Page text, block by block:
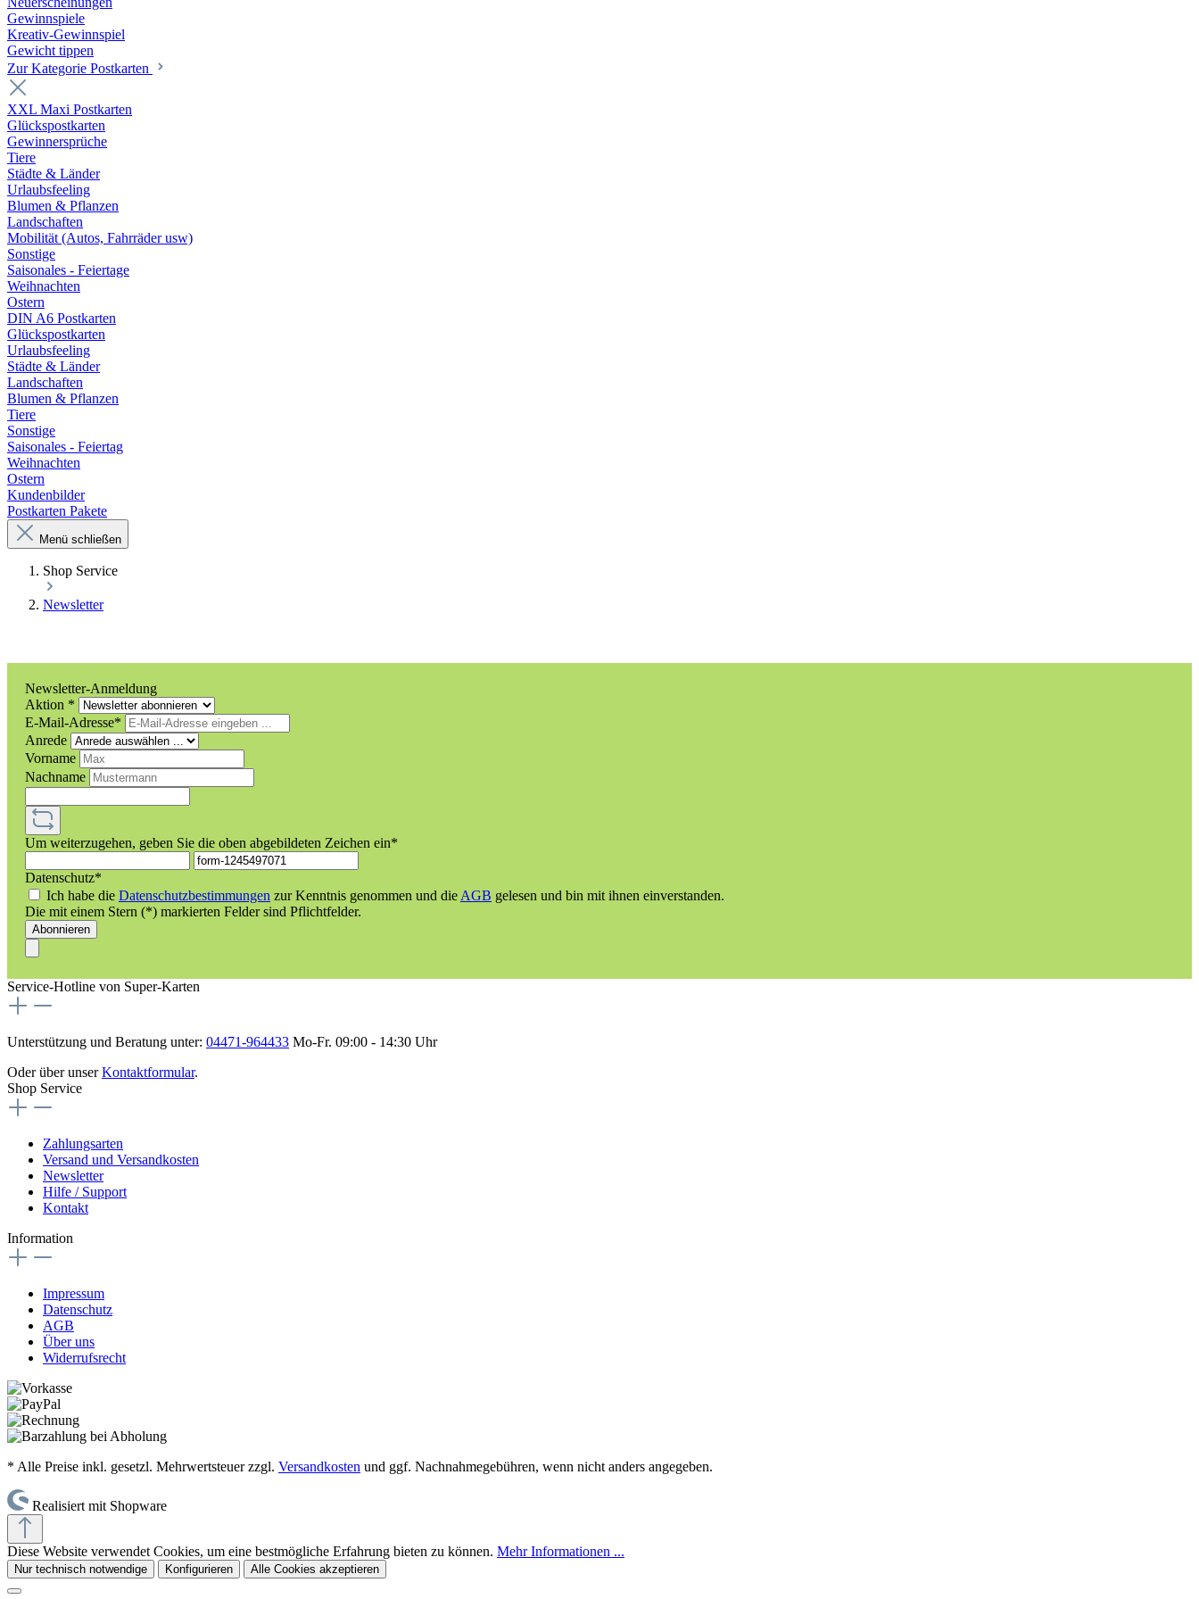
Gewinnspiele
Kreativ-Gewinnspiel
Gewicht tippen
Zur Kategorie Postkarten
XXL Maxi Postkarten
Glückspostkarten
Gewinnersprüche
Tiere
Städte & Länder
Urlaubsfeeling
Blumen & Pflanzen
Landschaften
Mobilität (Autos, Fahrräder usw)
Sonstige
Saisonales - Feiertage
Weihnachten
Ostern
DIN A6 Postkarten
Glückspostkarten
Urlaubsfeeling
Städte & Länder
Landschaften
Blumen & Pflanzen
Tiere
Sonstige
Saisonales - Feiertag
Weihnachten
Ostern
Kundenbilder
Postkarten Pakete
Menü schließen
Shop Service
Newsletter
Newsletter-Anmeldung
Aktion *
E-Mail-Adresse*
Anrede
Vorname
Nachname
Um weiterzugehen, geben Sie die oben abgebildeten Zeichen ein*
Datenschutz*
Ich habe die Datenschutzbestimmungen zur Kenntnis genommen und die AGB gelesen und bin mit ihnen einverstanden.
Die mit einem Stern (*) markierten Felder sind Pflichtfelder.
Abonnieren
Service-Hotline von Super-Karten
Unterstützung und Beratung unter: 04471-964433 Mo-Fr. 09:00 - 14:30 Uhr
Oder über unserKontaktformular.
Shop Service
Zahlungsarten
Versand und Versandkosten
Newsletter
Hilfe / Support
Kontakt
Information
Impressum
Datenschutz
AGB
Über uns
Widerrufsrecht
* Alle Preise inkl. gesetzl. Mehrwertsteuer zzgl. Versandkosten und ggf. Nachnahmegebühren, wenn nicht anders angegeben.
Realisiert mit Shopware
Diese Website verwendet Cookies, um eine bestmögliche Erfahrung bieten zu können. Mehr Informationen ...
Nur technisch notwendige Konfigurieren Alle Cookies akzeptieren